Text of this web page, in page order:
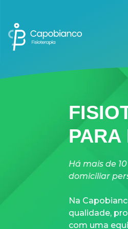
PARA
Há mais de
domiciliar
Na
qualidade,
com uma